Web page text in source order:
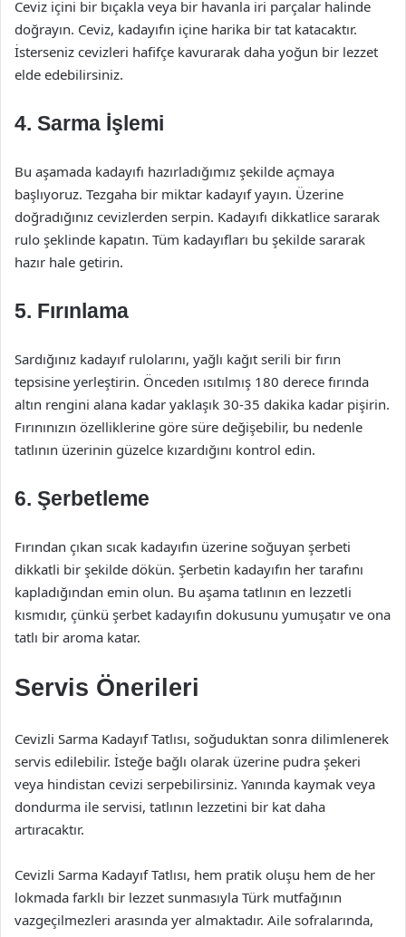
Ceviz içini bir bıçakla veya bir havanla iri parçalar halinde
doğrayın. Ceviz, kadayıfın içine harika bir tat katacaktır.
İsterseniz cevizleri hafifçe kavurarak daha yoğun bir lezzet
elde edebilirsiniz.
4. Sarma İşlemi
Bu aşamada kadayıfı hazırladığımız şekilde açmaya
başlıyoruz. Tezgaha bir miktar kadayıf yayın. Üzerine
doğradığınız cevizlerden serpin. Kadayıfı dikkatlice sararak
rulo şeklinde kapatın. Tüm kadayıfları bu şekilde sararak
hazır hale getirin.
5. Fırınlama
Sardığınız kadayıf rulolarını, yağlı kağıt serili bir fırın
tepsisine yerleştirin. Önceden ısıtılmış 180 derece fırında
altın rengini alana kadar yaklaşık 30-35 dakika kadar pişirin.
Fırınınızın özelliklerine göre süre değişebilir, bu nedenle
tatlının üzerinin güzelce kızardığını kontrol edin.
6. Şerbetleme
Fırından çıkan sıcak kadayıfın üzerine soğuyan şerbeti
dikkatli bir şekilde dökün. Şerbetin kadayıfın her tarafını
kapladığından emin olun. Bu aşama tatlının en lezzetli
kısmıdır, çünkü şerbet kadayıfın dokusunu yumuşatır ve ona
tatlı bir aroma katar.
Servis Önerileri
Cevizli Sarma Kadayıf Tatlısı, soğuduktan sonra dilimlenerek
servis edilebilir. İsteğe bağlı olarak üzerine pudra şekeri
veya hindistan cevizi serpebilirsiniz. Yanında kaymak veya
dondurma ile servisi, tatlının lezzetini bir kat daha
artıracaktır.
Cevizli Sarma Kadayıf Tatlısı, hem pratik oluşu hem de her
lokmada farklı bir lezzet sunmasıyla Türk mutfağının
vazgeçilmezleri arasında yer almaktadır. Aile sofralarında,